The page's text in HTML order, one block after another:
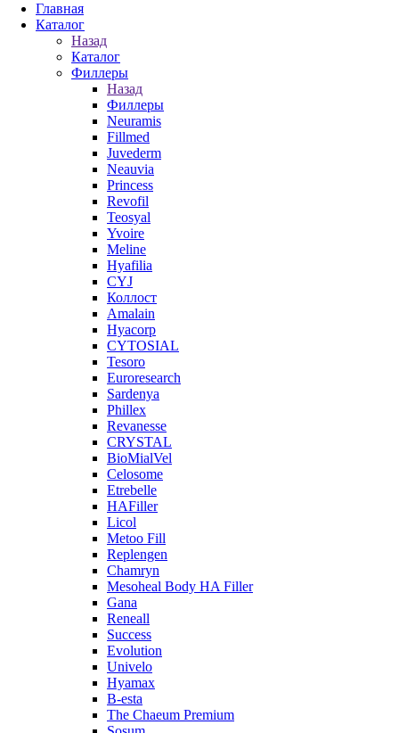
Главная
Каталог
Назад
Каталог
Филлеры
Назад
Филлеры
Neuramis
Fillmed
Juvederm
Neauvia
Princess
Revofil
Teosyal
Yvoire
Meline
Hyafilia
CYJ
Коллост
Amalain
Hyacorp
CYTOSIAL
Tesoro
Euroresearch
Sardenya
Phillex
Revanesse
CRYSTAL
BioMialVel
Celosome
Etrebelle
HAFiller
Licol
Metoo Fill
Replengen
Chamryn
Mesoheal Body HA Filler
Gana
Reneall
Success
Evolution
Univelo
Hyamax
B-esta
The Chaeum Premium